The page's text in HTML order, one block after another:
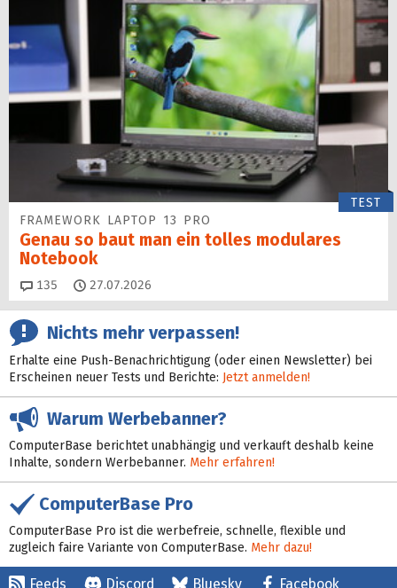
TEST
FRAMEWORK LAPTOP 13 PRO
Genau so baut man ein tolles modulares
Notebook
135 Kommentare
27.07.2026
Nichts mehr verpassen!
Erhalte eine Push-Benachrichtigung (oder einen Newsletter) bei
Erscheinen neuer Tests und Berichte: Jetzt anmelden!
Warum Werbebanner?
ComputerBase berichtet unabhängig und verkauft deshalb keine
Inhalte, sondern Werbebanner. Mehr erfahren!
ComputerBase Pro
ComputerBase Pro ist die werbefreie, schnelle, flexible und
zugleich faire Variante von ComputerBase. Mehr dazu!
Feeds Discord Bluesky Facebook